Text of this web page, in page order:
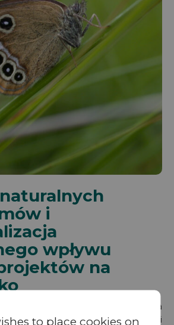
i
wpływu
na
stanowi kluczową odpowiedź na
Dzięki wytwarzaniu energii
to place cookies on